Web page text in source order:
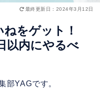
最終更新日：2024年3月12日
をゲット！
以内にやるべ
部YAGです。